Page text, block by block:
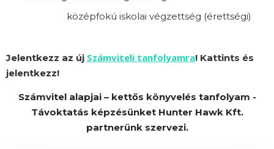
középfokú iskolai végzettség (érettségi)
Jelentkezz az új Számviteli tanfolyamra! Kattints és
jelentkezz!
Számvitel alapjai – kettős könyvelés tanfolyam -
Távoktatás képzésünket Hunter Hawk Kft.
partnerünk szervezi.